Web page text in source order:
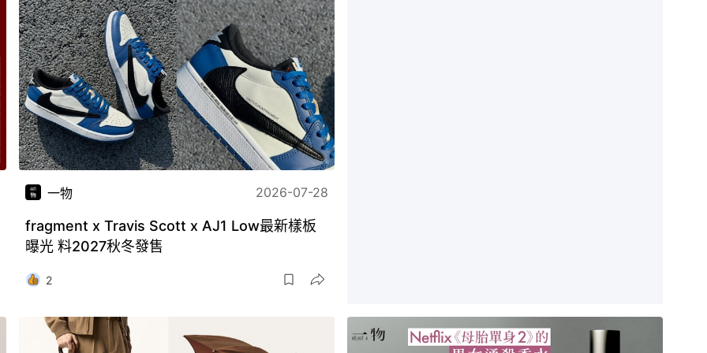
一物 2026-07-28
fragment x Travis Scott x AJ1 Low最新樣板
曝光 料2027秋冬發售
2